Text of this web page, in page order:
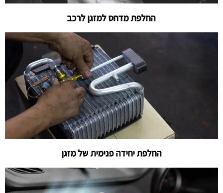
החלפת מדחס למזגן לרכב
החלפת יחידה פנימית של מזגן